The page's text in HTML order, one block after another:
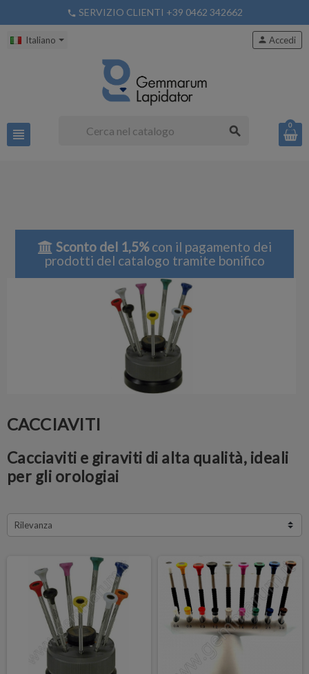
phone SERVIZIO CLIENTI +39 0462 342662
Italiano
view_headline search
person Accedi
0
Sconto del 1,5%con il pagamento dei
prodotti del catalogo tramite bonifico
CACCIAVITI
Cacciaviti e giraviti di alta qualità, ideali
per gli orologiai
Rilevanza